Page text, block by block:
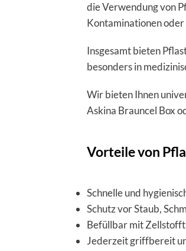
die Verwendung von
Kontaminationen
Insgesamt bieten
besonders in
Wir bieten Ihnen
Askina Brauncel Box
Vorteile von
Schnelle und
Schutz vor Staub,
Befüllbar mit
Jederzeit griffbereit